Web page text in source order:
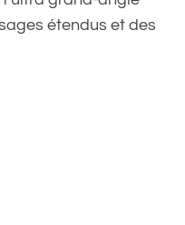
étendus et des